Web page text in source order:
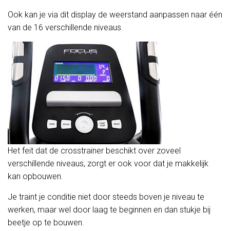
Ook kan je via dit display de weerstand aanpassen naar één
van de 16 verschillende niveaus.
Het feit dat de crosstrainer beschikt over zoveel
verschillende niveaus, zorgt er ook voor dat je makkelijk
kan opbouwen.
Je traint je conditie niet door steeds boven je niveau te
werken, maar wel door laag te beginnen en dan stukje bij
beetje op te bouwen.